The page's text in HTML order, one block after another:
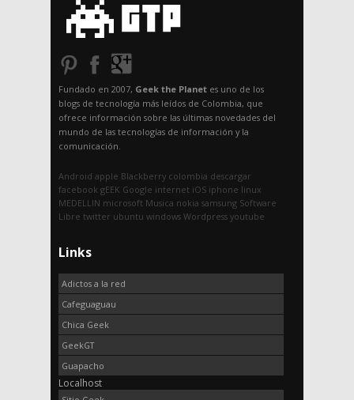
Fundado en 2007, Geek the Planet es uno de los
blogs de tecnología más leídos de Colombia, que
ofrece información sobre las últimas novedades del
mundo de las tecnologías de información y la
comunicación.
Android apple Blackberry colombia descargar
facebook gEEK Google internet iOS iphone linux
MEDELLIN microsoft Musica nokia samsung Software
Libre twitter ubuntu windows Wordpress youtube
Links
Adictos a la red
Cafeguaguau
Chica Geek
GeekGT
Guapacho
Localhost